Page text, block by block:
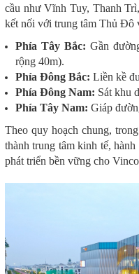
cầu như Vĩnh Tuy, Thanh
kết nối với trung tâm Thủ Đô
Phía Tây Bắc: Gần
rộng 40m).
Phía Đông Bắc: Liền kề
Phía Đông Nam: Sát khu
Phía Tây Nam: Giáp
Theo quy hoạch chung,
thành trung tâm kinh tế,
phát triển bền vững cho